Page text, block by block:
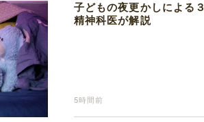
子どもの夜更かしによる
精神科医が解説
5時間前